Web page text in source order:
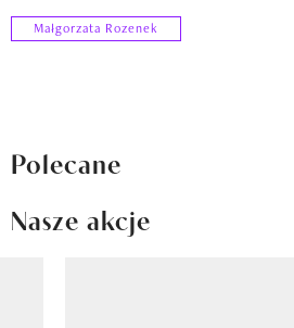
Małgorzata Rozenek
Polecane
Nasze akcje